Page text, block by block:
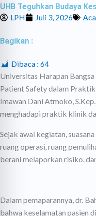
UHB Teguhkan Budaya
LPH
Juli 3, 2026
Bagikan :
Dibaca : 64
Universitas Harapan
Patient Safety dalam Praktik
Imawan Dani Atmoko,
menghadapi praktik klinik
Sejak awal kegiatan,
ruang operasi, ruang
berani melaporkan risiko,
Dalam pemaparannya, dr.
bahwa keselamatan pasien